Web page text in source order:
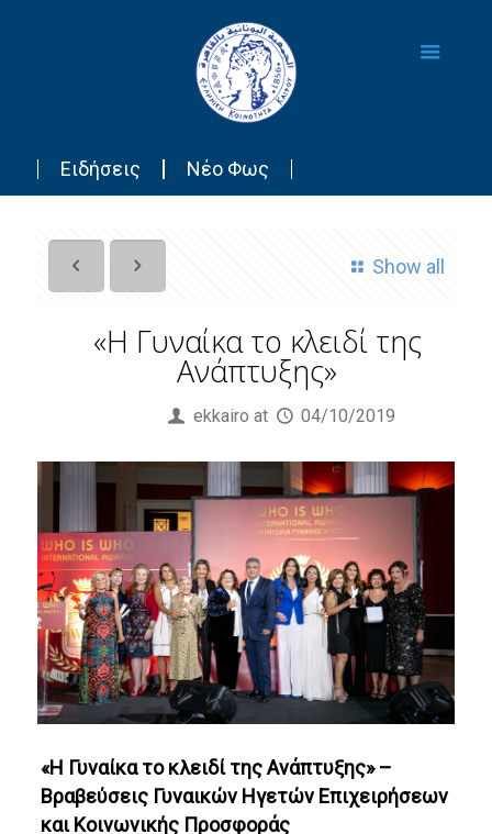
Ειδήσεις Νέο Φως
Show all
«Η Γυναίκα το κλειδί της
Ανάπτυξης»
ekkairo at 04/10/2019
«Η Γυναίκα το κλειδί της Ανάπτυξης» –
Βραβεύσεις Γυναικών Ηγετών Επιχειρήσεων
και Κοινωνικής Προσφοράς